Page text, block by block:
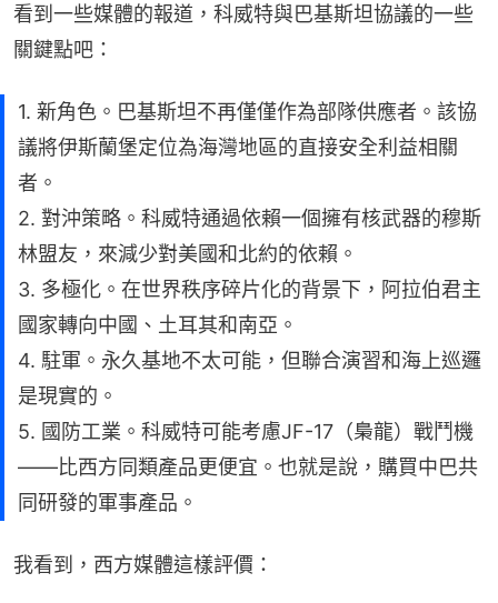
看到一些媒體的報道，科威特與巴基斯坦協議的一些
關鍵點吧：
1. 新角色。巴基斯坦不再僅僅作為部隊供應者。該協
議將伊斯蘭堡定位為海灣地區的直接安全利益相關
者。
2. 對沖策略。科威特通過依賴一個擁有核武器的穆斯
林盟友，來減少對美國和北約的依賴。
3. 多極化。在世界秩序碎片化的背景下，阿拉伯君主
國家轉向中國、土耳其和南亞。
4. 駐軍。永久基地不太可能，但聯合演習和海上巡邏
是現實的。
5. 國防工業。科威特可能考慮JF-17（梟龍）戰鬥機
——比西方同類產品更便宜。也就是說，購買中巴共
同研發的軍事產品。
我看到，西方媒體這樣評價：